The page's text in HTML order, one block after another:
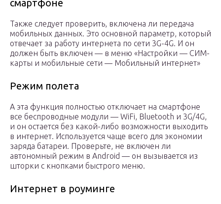
смартфоне
Также следует проверить, включена ли передача
мобильных данных. Это основной параметр, который
отвечает за работу интернета по сети 3G-4G. И он
должен быть включен — в меню «Настройки — СИМ-
карты и мобильные сети — Мобильный интернет»
Режим полета
А эта функция полностью отключает на смартфоне
все беспроводные модули — WiFi, Bluetooth и 3G/4G,
и он остается без какой-либо возможности выходить
в интернет. Используется чаще всего для экономии
заряда батареи. Проверьте, не включен ли
автономный режим в Android — он вызывается из
шторки с кнопками быстрого меню.
Интернет в роуминге